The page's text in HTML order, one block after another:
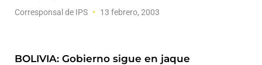
Corresponsal de IPS 13 febrero, 2003
BOLIVIA: Gobierno sigue en jaque